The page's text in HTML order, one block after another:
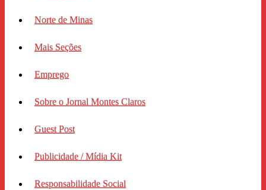
Norte de Minas
Mais Seções
Emprego
Sobre o Jornal Montes Claros
Guest Post
Publicidade / Mídia Kit
Responsabilidade Social